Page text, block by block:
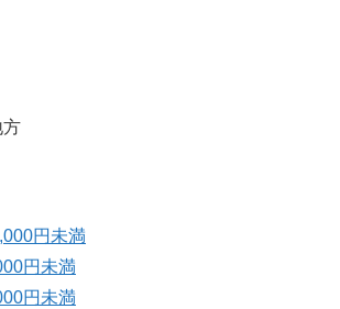
方
円未満
円未満
円未満